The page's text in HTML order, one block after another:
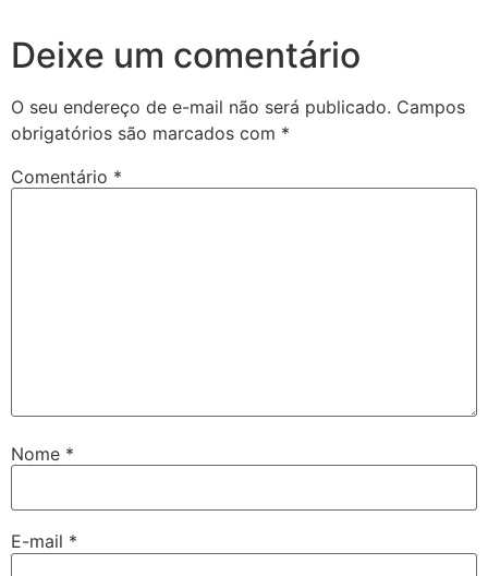
Deixe um comentário
O seu endereço de e-mail não será publicado. Campos
obrigatórios são marcados com *
Comentário *
Nome *
E-mail *